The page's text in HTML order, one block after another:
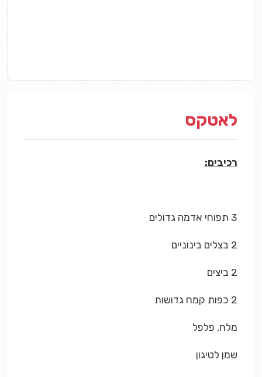
לאטקס
רכיבים:
3 תפוחי אדמה גדולים
2 בצלים בינוניים
2 ביצים
2 כפות קמח גדושות
מלח, פלפל
שמן לטיגון